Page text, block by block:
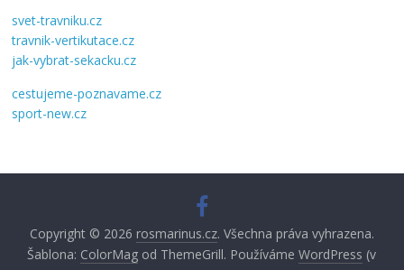
svet-travniku.cz
travnik-vertikutace.cz
jak-vybrat-sekacku.cz
cestujeme-poznavame.cz
sport-new.cz
Copyright © 2026 rosmarinus.cz. Všechna práva vyhrazena.
Šablona: ColorMag od ThemeGrill. PoužívámeWordPress (v